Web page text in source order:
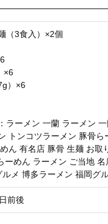
（3食入）×2個
×6
）×6
ラーメン 一蘭 ラーメン
トンコツラーメン 豚骨ら
ん 有名店 豚骨 生麺 お取
ーめん ラーメン ご当地
メ 博多ラーメン 福岡グ
前後